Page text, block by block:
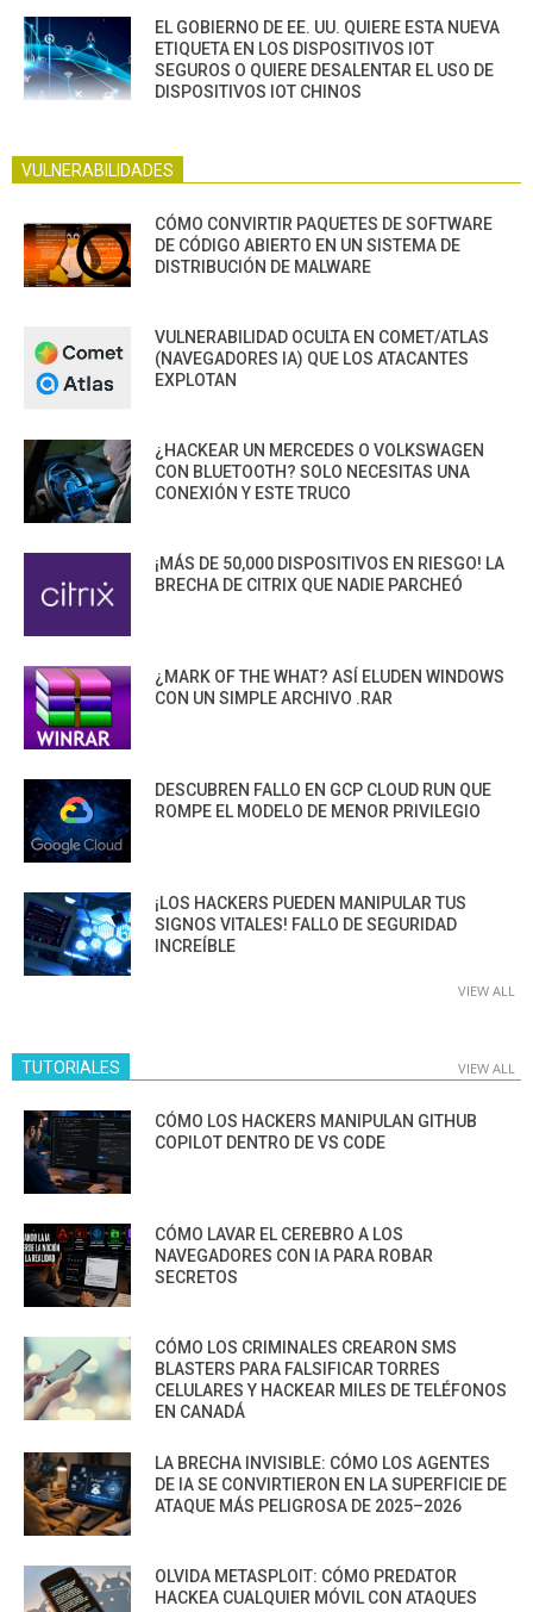
EL GOBIERNO DE EE. UU. QUIERE ESTA NUEVA
ETIQUETA EN LOS DISPOSITIVOS IOT
SEGUROS O QUIERE DESALENTAR EL USO DE
DISPOSITIVOS IOT CHINOS
VULNERABILIDADES
CÓMO CONVIRTIR PAQUETES DE SOFTWARE
DE CÓDIGO ABIERTO EN UN SISTEMA DE
DISTRIBUCIÓN DE MALWARE
VULNERABILIDAD OCULTA EN COMET/ATLAS
(NAVEGADORES IA) QUE LOS ATACANTES
EXPLOTAN
¿HACKEAR UN MERCEDES O VOLKSWAGEN
CON BLUETOOTH? SOLO NECESITAS UNA
CONEXIÓN Y ESTE TRUCO
¡MÁS DE 50,000 DISPOSITIVOS EN RIESGO! LA
BRECHA DE CITRIX QUE NADIE PARCHEÓ
¿MARK OF THE WHAT? ASÍ ELUDEN WINDOWS
CON UN SIMPLE ARCHIVO .RAR
DESCUBREN FALLO EN GCP CLOUD RUN QUE
ROMPE EL MODELO DE MENOR PRIVILEGIO
¡LOS HACKERS PUEDEN MANIPULAR TUS
SIGNOS VITALES! FALLO DE SEGURIDAD
INCREÍBLE
VIEW ALL
TUTORIALES VIEW ALL
CÓMO LOS HACKERS MANIPULAN GITHUB
COPILOT DENTRO DE VS CODE
CÓMO LAVAR EL CEREBRO A LOS
NAVEGADORES CON IA PARA ROBAR
SECRETOS
CÓMO LOS CRIMINALES CREARON SMS
BLASTERS PARA FALSIFICAR TORRES
CELULARES Y HACKEAR MILES DE TELÉFONOS
EN CANADÁ
LA BRECHA INVISIBLE: CÓMO LOS AGENTES
DE IA SE CONVIRTIERON EN LA SUPERFICIE DE
ATAQUE MÁS PELIGROSA DE 2025–2026
OLVIDA METASPLOIT: CÓMO PREDATOR
HACKEA CUALQUIER MÓVIL CON ATAQUES